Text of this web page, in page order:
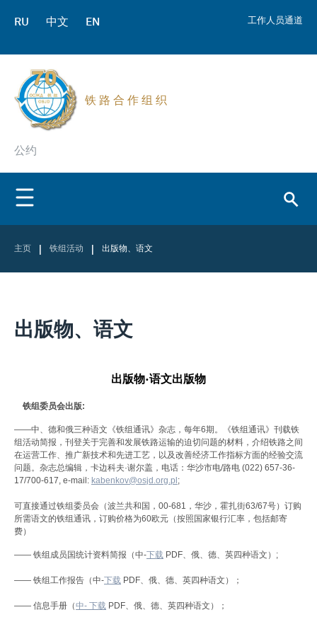
RU 中文 EN 工作人员通道
铁 路 合 作 组 织
公约
主页 | 铁组活动 | 出版物、语文
出版物、语文
出版物·语文出版物
铁组委员会出版:
——中、德和俄三种语文《铁组通讯》杂志，每年6期。《铁组通讯》刊载铁
组活动简报，刊登关于完善和发展铁路运输的迫切问题的材料，介绍铁路之间
在运营工作、推广新技术和先进工艺，以及改善经济工作指标方面的经验交流
问题。杂志总编辑，卡边科夫·谢尔盖，电话：华沙市电/路电 (022) 657-36-
17/700-617, e-mail: kabenkov@osjd.org.pl ;
可直接通过铁组委员会（波兰共和国，00-681，华沙，霍扎街63/67号）订购
所需语文的铁组通讯，订购价格为60欧元（按照国家银行汇率，包括邮寄
费）
—— 铁组成员国统计资料简报（中-下载 PDF、俄、德、英四种语文） ;
—— 铁组工作报告（中-下载 PDF、俄、德、英四种语文）；
—— 信息手册（中- 下载 PDF、俄、德、英四种语文）；